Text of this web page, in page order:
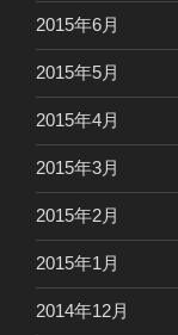
2015年6月
2015年5月
2015年4月
2015年3月
2015年2月
2015年1月
2014年12月